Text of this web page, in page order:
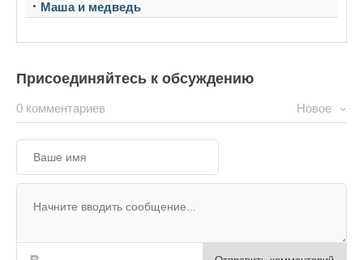
Маша и медведь
Присоединяйтесь к обсуждению
0 комментариев Новое